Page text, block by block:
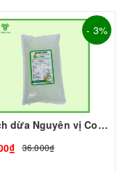
- 3%
Thạch dừa Nguyên vị Coconut 1kg I Nguyên Liệu Pha Chế - Tobee Food
36.000₫